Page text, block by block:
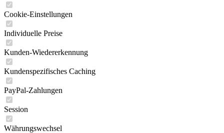
Cookie-Einstellungen
Individuelle Preise
Kunden-Wiedererkennung
Kundenspezifisches Caching
PayPal-Zahlungen
Session
Währungswechsel